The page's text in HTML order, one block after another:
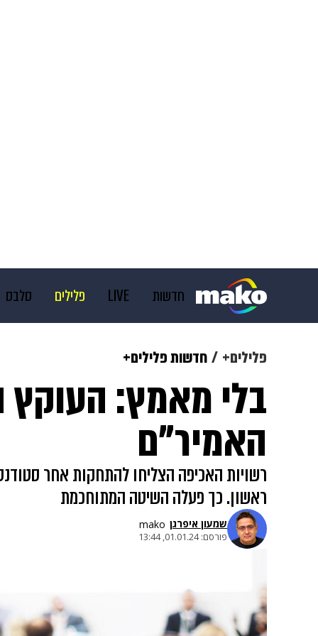
חדשות LIVE פלילים סלבס
תרבות צבא וביטחון
גאווה ויוה משפט תשעה
פלילים+ חדשות פלילים+
בלי מאמץ: העוקץ
האמיר"ם
רשויות האכיפה הצליחו להתחקות אחר
ראשון. כך פעלה השיטה המתוחכמת
שמעון איפרגן​ mako
פורסם:01.01.24, 13:44